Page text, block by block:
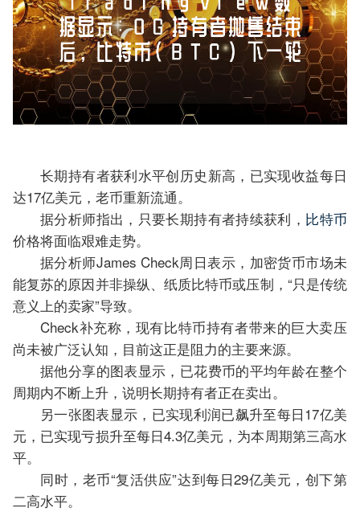
长期持有者获利水平创历史新高，已实现收益每日
达17亿美元，老币重新流通。
据分析师指出，只要长期持有者持续获利， 比特币
价格将面临艰难走势。
据分析师James Check周日表示，加密货币市场未
能复苏的原因并非操纵、纸质比特币或压制，“只是传统
意义上的卖家”导致。
Check补充称，现有比特币持有者带来的巨大卖压
尚未被广泛认知，目前这正是阻力的主要来源。
据他分享的图表显示，已花费币的平均年龄在整个
周期内不断上升，说明长期持有者正在卖出。
另一张图表显示，已实现利润已飙升至每日17亿美
元，已实现亏损升至每日4.3亿美元，为本周期第三高水
平。
同时，老币“复活供应”达到每日29亿美元，创下第
二高水平。